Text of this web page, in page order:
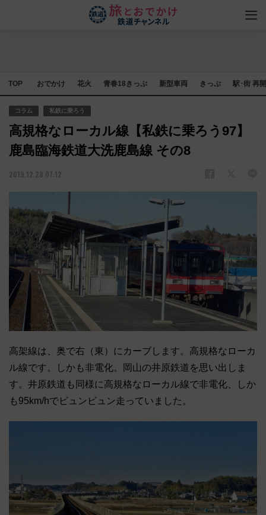
TOP おでかけ 花火 青春18きっぷ 新型車両 きっぷ 駅･街 再
コラム 私鉄に乗ろう
高規格なローカル線【私鉄に乗ろう97】
鹿島臨海鉄道大洗鹿島線 その8
2019.12.28 07:12
高架線は、奥で右（東）にカーブします。高規格なローカ
ル線です。しかも非電化。岡山の井原鉄道を思い出しま
す。井原鉄道も同様に高規格なローカル線で非電化、しか
も95km/hでビュンビュン走っていました。